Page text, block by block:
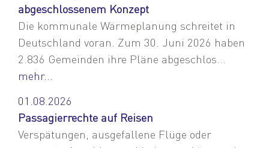
abgeschlossenem Konzept
Die kommunale Wärmeplanung schreitet in
Deutschland voran. Zum 30. Juni 2026 haben
2.836 Gemeinden ihre Pläne abgeschlos...
mehr...
01.08.2026
Passagierrechte auf Reisen
Verspätungen, ausgefallene Flüge oder